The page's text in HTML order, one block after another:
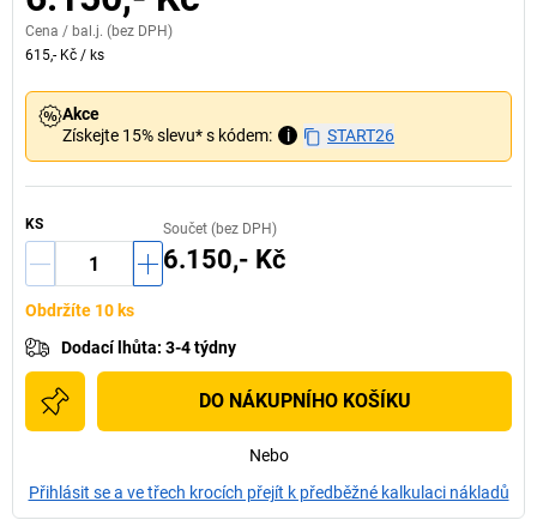
Cena / bal.j. (bez DPH)
615,- Kč / ks
Akce
Získejte 15% slevu* s kódem:
i START26
KS Součet (bez DPH)
6.150,- Kč
Obdržíte 10 ks
Dodací lhůta: 3-4 týdny
DO NÁKUPNÍHO KOŠÍKU
Nebo
Přihlásit se a ve třech krocích přejít k předběžné kalkulaci nákladů